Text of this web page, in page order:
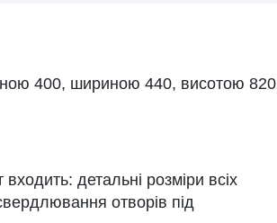
400, шириною 440, висотою 820
детальні розміри всіх
отворів під